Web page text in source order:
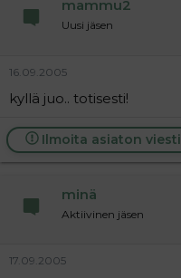
mammu2
Uusi jäsen
16.09.2005
kyllä juo.. totisesti!
Ilmoita asiaton viesti
minä
Aktiivinen jäsen
17.09.2005